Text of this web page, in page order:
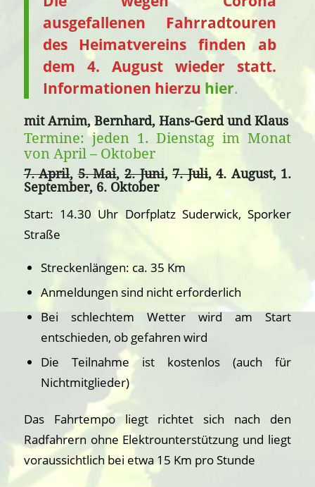
ausgefallenen Fahrradtouren
des Heimatvereins finden ab
dem 4. August wieder statt.
Informationen hierzu hier.
mit Arnim, Bernhard, Hans-Gerd und Klaus
Termine: jeden 1. Dienstag im Monat
von April – Oktober
7. April,5. Mai, 2. Juni,7. Juli, 4. August, 1.
September, 6. Oktober
Start: 14.30 Uhr Dorfplatz Suderwick, Sporker
Straße
Streckenlängen: ca. 35 Km
Anmeldungen sind nicht erforderlich
Bei schlechtem Wetter wird am Start
entschieden, ob gefahren wird
Die Teilnahme ist kostenlos (auch für
Nichtmitglieder)
Das Fahrtempo liegt richtet sich nach den
Radfahrern ohne Elektrounterstützung und liegt
voraussichtlich bei etwa 15 Km pro Stunde